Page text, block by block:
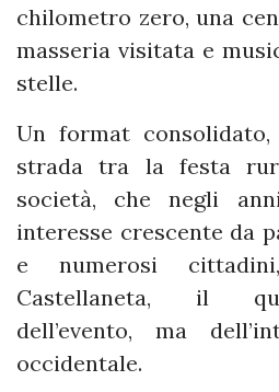
chilometro zero, una
masseria visitata e
stelle.
Un format
strada tra la festa
società, che negli
interesse crescente da
e numerosi
Castellaneta, il
dell’evento, ma
occidentale.